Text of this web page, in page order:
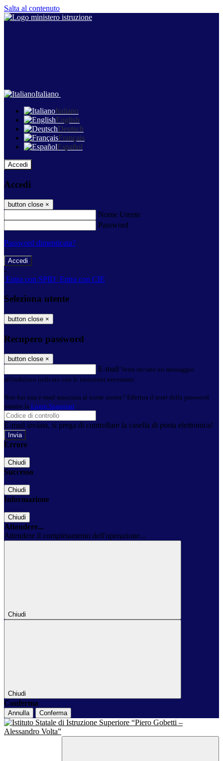
Salta al contenuto
Italiano
Italiano
English
Deutsch
Français
Español
Accedi
Accedi
button close ×
Nome Utente
Password
Password dimenticata?
-
Entra con SPID Entra con CIE
Seleziona utente
button close ×
Recupero password
button close ×
E-mail Verrà inviato un messaggio
all'indirizzo indicato con le istruzioni necessarie.
Non hai una e-mail associata al nome utente? Effettua il reset della password
tramite la Login Spaggiari
E-mail inviata, si prega di controllare la casella di posta elettronica!
Errore
Chiudi
Successo
Chiudi
Informazione
Chiudi
Attendere...
Attendere il completamento dell'operazione...
Chiudi
Chiudi
Conferma
Annulla Conferma